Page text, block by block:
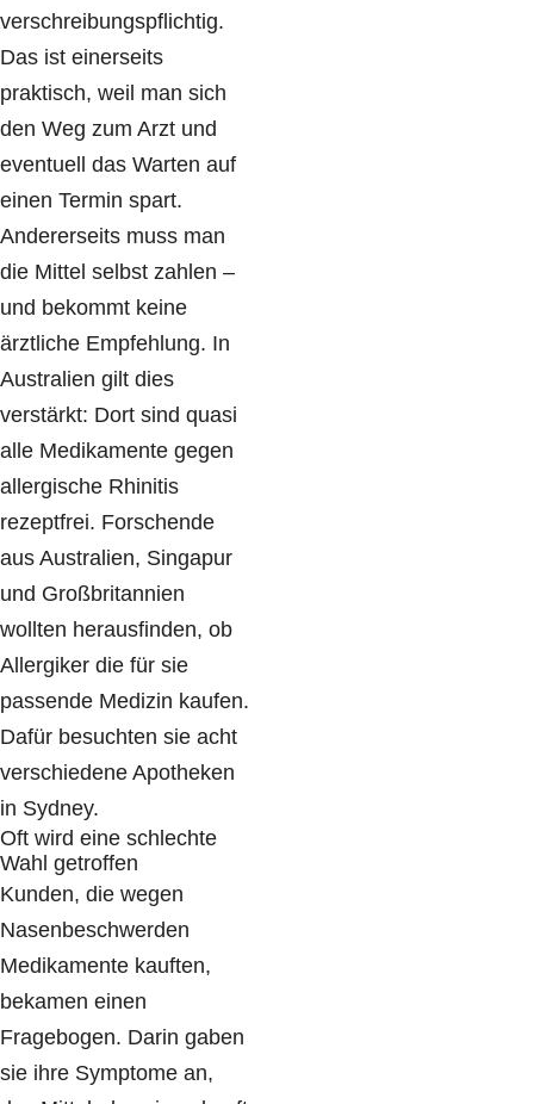
verschreibungspflichtig.
Das ist einerseits
praktisch, weil man sich
den Weg zum Arzt und
eventuell das Warten auf
einen Termin spart.
Andererseits muss man
die Mittel selbst zahlen –
und bekommt keine
ärztliche Empfehlung. In
Australien gilt dies
verstärkt: Dort sind quasi
alle Medikamente gegen
allergische Rhinitis
rezeptfrei. Forschende
aus Australien, Singapur
und Großbritannien
wollten herausfinden, ob
Allergiker die für sie
passende Medizin kaufen.
Dafür besuchten sie acht
verschiedene Apotheken
in Sydney.
Oft wird eine schlechte
Wahl getroffen
Kunden, die wegen
Nasenbeschwerden
Medikamente kauften,
bekamen einen
Fragebogen. Darin gaben
sie ihre Symptome an,